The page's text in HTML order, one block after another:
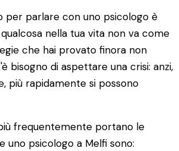
per parlare con uno psicologo è
nella tua vita non va come
che hai provato finora non
bisogno di aspettare una crisi: anzi,
più rapidamente si possono
frequentemente portano le
uno psicologo a Melfi sono: